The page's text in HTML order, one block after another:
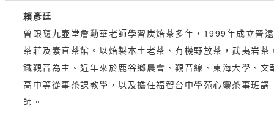
賴彥廷
曾跟隨九壺堂詹勳華老師學習炭焙茶多年，1999年成立晉
茶莊及素直茶館。以焙製本土老茶、有機野放茶，武夷岩茶
鐵觀音為主。近年來於鹿谷鄉農會、觀音線、東海大學、文
高中等從事茶課教學，以及擔任福智台中學苑心靈茶事班講
師。